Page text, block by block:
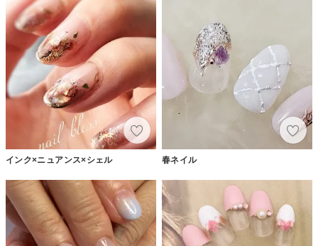
インク×ニュアンス×シェル 春ネイル